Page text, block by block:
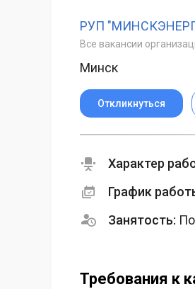
РУП
Все вакансии
Минск
Откликнуться
Характер
График
Занятость:
Требования к